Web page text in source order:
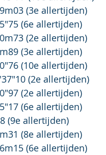
Jacobien	Speer Jun D			39m03 (3e allertijden)
Adewoye	200 Bel D			25"75 (6e allertijden)
Van Laer	Kogel Mas W35		10m73 (2e allertijden)
Poelmans	Kogel Mas W40		8m89 (3e allertijden)
Boeckx		60H Pup H			10"76 (10e allertijden)
Tops		600 Cad H			1'37"10 (2e allertijden)
Coley		100 Sch H			10"97 (2e allertijden)
Bos		110H Sch H			15"17 (6e allertijden)
Sch H	6'23"68 (9e allertijden)
Huybrechts	Ver Sch H			6m31 (8e allertijden)
Huybrechts	Discus Sch H			36m15 (6e allertijden)